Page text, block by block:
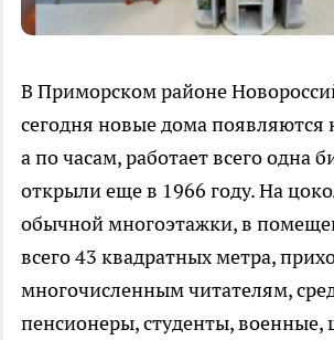
В Приморском районе
сегодня новые дома появляются
а по часам, работает всего одна
открыли еще в 1966 году. На
обычной многоэтажки, в
всего 43 квадратных метра,
многочисленным читателям,
пенсионеры, студенты,